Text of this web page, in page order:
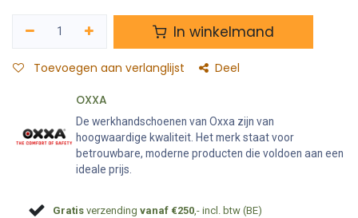
In winkelmand
Toevoegen aan verlanglijst Deel
OXXA
De werkhandschoenen van Oxxa zijn van
hoogwaardige kwaliteit. Het merk staat voor
betrouwbare, moderne producten die voldoen aan een
ideale prijs.
Gratis verzendingvanaf €250,- incl. btw (BE)